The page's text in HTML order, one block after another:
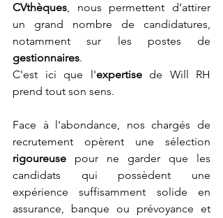
CVthèques, nous permettent d’attirer
un grand nombre de candidatures,
gestionnaires.
C'est ici que l'expertise de Will RH
prend tout son sens.
Face à l'abondance, nos chargés de
rigoureuse pour ne garder que les
candidats qui possèdent une
expérience suffisamment solide en
assurance, banque ou prévoyance et